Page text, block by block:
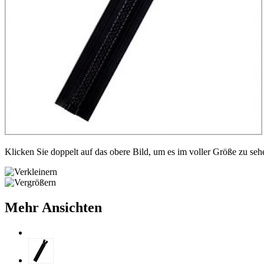
Klicken Sie doppelt auf das obere Bild, um es im voller Größe zu
Mehr Ansichten